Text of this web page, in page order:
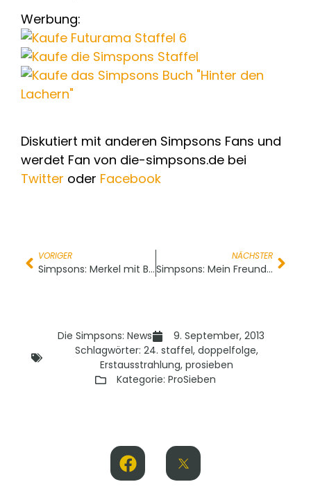
Werbung:
Diskutiert mit anderen Simpsons Fans und
werdet Fan von die-simpsons.de bei
Twitter oder Facebook
VORIGER
Simpsons: Merkel mit Burns Geste zur Wahl 2013
NÄCHSTER
Simpsons: Mein Freund, der Wunderbaum – Erstausstrahlung
Die Simpsons: News
9. September, 2013
Schlagwörter: 24. staffel, doppelfolge,
Erstausstrahlung, prosieben
Kategorie: ProSieben